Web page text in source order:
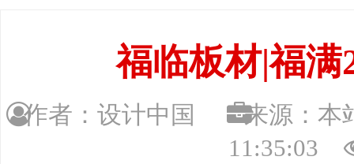
福临板材|福满
作者：设计中国
来源：
11:35:03